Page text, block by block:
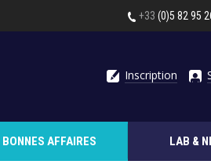
+33 (0)5 82 95
Inscription
BONNES AFFAIRES LAB &